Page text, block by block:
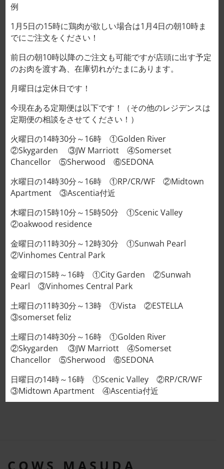
鶏ささみ 닭 안심 ỨC A
15,000VND/100g
サイズ（g）
鶏ささみ 닭 안심 ỨC A 15,000VND/100g個
カートに入れる
追加情報
レビュー (0)
脂肪分が少ないのが特徴です！
ちょうど300gや400gにはなりません。
例
1月5日の15時に鶏肉が欲しい場合は1月4日の朝10時ま
でにご注文をください！
前日の朝10時以降のご注文も可能ですが店頭に出す予定
のお肉を渡す為、在庫切れがたまにあります。
月曜日は定休日です！
今現在ある定期便は以下です！（その他のレジデンスは
定期便の相談をさせてください！）
火曜日の14時30分～16時 ①Golden River
②Skygarden ③JW Marriott ④Somerset
Chancellor ⑤Sherwood ⑥SEDONA
水曜日の14時30分～16時 ①RP/CR/WF ②Midtown
Apartment ③Ascentia付近
木曜日の15時10分～15時50分 ①Scenic Valley
②oakwood residence
金曜日の11時30分～12時30分 ①Sunwah Pearl
②Vinhomes Central Park
金曜日の15時～16時 ①City Garden ②Sunwah
Pearl ③Vinhomes Central Park
土曜日の11時30分～13時 ①Vista ②ESTELLA
③somerset feliz
土曜日の14時30分～16時 ①Golden River
②Skygarden ③JW Marriott ④Somerset
Chancellor ⑤Sherwood ⑥SEDONA
日曜日の14時～16時 ①Scenic Valley ②RP/CR/WF
③Midtown Apartment ④Ascentia付近